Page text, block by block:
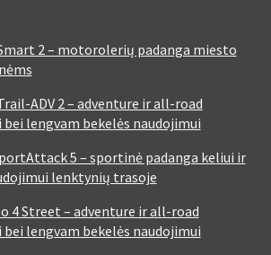
2 – motorolerių padanga miesto
ADV 2 – adventure ir all-road
bei lengvam bekelės naudojimui
5 – sportinė padanga keliui ir
lenktynių trasoje
4 Street – adventure ir all-road
bei lengvam bekelės naudojimui